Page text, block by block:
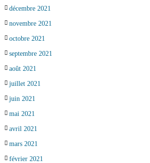
décembre 2021
novembre 2021
octobre 2021
septembre 2021
août 2021
juillet 2021
juin 2021
mai 2021
avril 2021
mars 2021
février 2021